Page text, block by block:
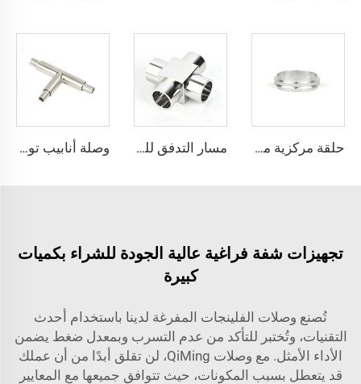
حلقة مركزية من الألومنيوم SS304/SS316L KF/NW KF10-KF50، تركيبات فراغية عالية الجودة من الفولاذ المقاوم للصدأ NW10-NW50 للصناعات شبه الموصلة مسار التدفق للوصلة العرضية من الفولاذ المقاوم للصدأ SS316L، تجهيزات لحام بنقاء عالي جدًا لتوفير وصلات لحام دقيقة ناعمة، تجهيزات لحام من الفولاذ المقاوم للصدأ بنقاء عالي جدًا وصلة أنابيب توصيل مركزية Coaxial على شكل حرف T فائقة النقاء من الفولاذ المقاوم للصدأ SS316L، وصلة توصيل مركزية Coaxial من الفولاذ المقاوم للصدأ، أنابيب عالية الجودة فائقة النقاء (UHP) بنهايات BA/EP
تجهيزات شفة فراغية عالية الجودة للشراء بكميات
كبيرة
تُصنع وصلات الفلينجات المفرغة لدينا باستخدام أحدث
التقنيات، وتُختبر للتأكد من عدم التسرب وبمعدل ضغط يضمن
الأداء الأمثل. مع وصلات QiMing، لن تقلق أبدًا من أن عملك
قد يتعطل بسبب المكونات، حيث تتوافق جميعها مع المعايير